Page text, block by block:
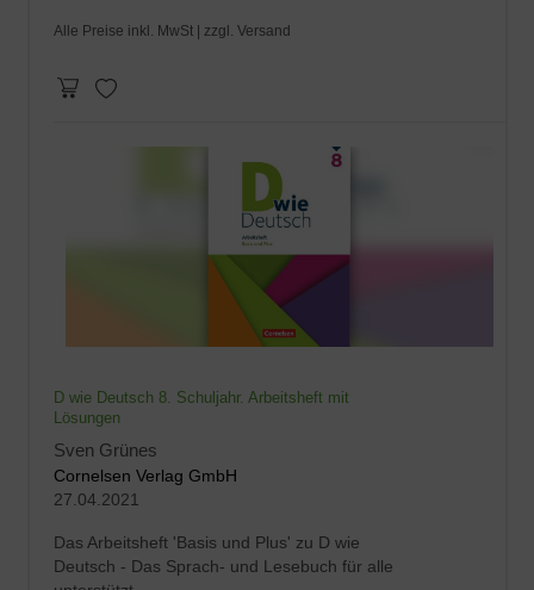
Alle Preise inkl. MwSt | zzgl. Versand
D wie Deutsch 8. Schuljahr. Arbeitsheft mit
Lösungen
Sven Grünes
Cornelsen Verlag GmbH
27.04.2021
Das Arbeitsheft 'Basis und Plus' zu D wie
Deutsch - Das Sprach- und Lesebuch für alle